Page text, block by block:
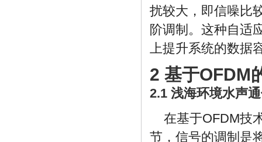
扰较大，即信噪比
阶调制。这种自适
上提升系统的数据
2 基于OFDM
2.1 浅海环境水声
在基于OFDM技
节，信号的调制是